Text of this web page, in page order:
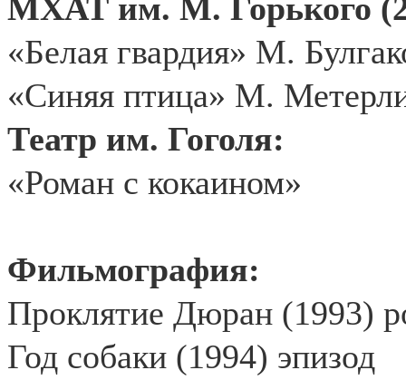
МХАТ им. М. Горького
«Белая гвардия» М.
«Синяя птица» М.
Театр им. Гоголя:
«Роман с кокаином»
Фильмография:
Проклятие Дюран (1993)
Год собаки (1994) эпизод